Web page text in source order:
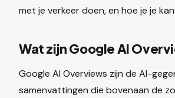
met je verkeer doen, en hoe je je
Wat zijn Google AI
Google AI Overviews zijn de AI-
samenvattingen die bovenaan de